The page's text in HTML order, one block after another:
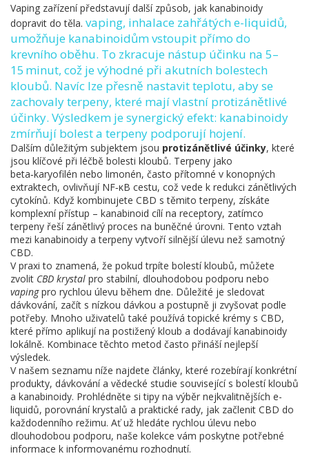
Vaping zařízení představují další způsob, jak kanabinoidy
dopravit do těla. vaping, inhalace zahřátých e-liquidů,
umožňuje kanabinoidům vstoupit přímo do
krevního oběhu. To zkracuje nástup účinku na 5–
15 minut, což je výhodné při akutních bolestech
kloubů. Navíc lze přesně nastavit teplotu, aby se
zachovaly terpeny, které mají vlastní protizánětlivé
účinky. Výsledkem je synergický efekt: kanabinoidy
zmírňují bolest a terpeny podporují hojení.
Dalším důležitým subjektem jsou protizánětlivé účinky, které
jsou klíčové při léčbě bolesti kloubů. Terpeny jako
beta‑karyofilén nebo limonén, často přítomné v konopných
extraktech, ovlivňují NF‑κB cestu, což vede k redukci zánětlivých
cytokínů. Když kombinujete CBD s těmito terpeny, získáte
komplexní přístup – kanabinoid cílí na receptory, zatímco
terpeny řeší zánětlivý proces na buněčné úrovni. Tento vztah
mezi kanabinoidy a terpeny vytvoří silnější úlevu než samotný
CBD.
V praxi to znamená, že pokud trpíte bolestí kloubů, můžete
zvolit CBD krystal pro stabilní, dlouhodobou podporu nebo
vapingpro rychlou úlevu během dne. Důležité je sledovat
dávkování, začít s nízkou dávkou a postupně ji zvyšovat podle
potřeby. Mnoho uživatelů také používá topické krémy s CBD,
které přímo aplikují na postižený kloub a dodávají kanabinoidy
lokálně. Kombinace těchto metod často přináší nejlepší
výsledek.
V našem seznamu níže najdete články, které rozebírají konkrétní
produkty, dávkování a vědecké studie související s bolestí kloubů
a kanabinoidy. Prohlédněte si tipy na výběr nejkvalitnějších e-
liquidů, porovnání krystalů a praktické rady, jak začlenit CBD do
každodenního režimu. Ať už hledáte rychlou úlevu nebo
dlouhodobou podporu, naše kolekce vám poskytne potřebné
informace k informovanému rozhodnutí.